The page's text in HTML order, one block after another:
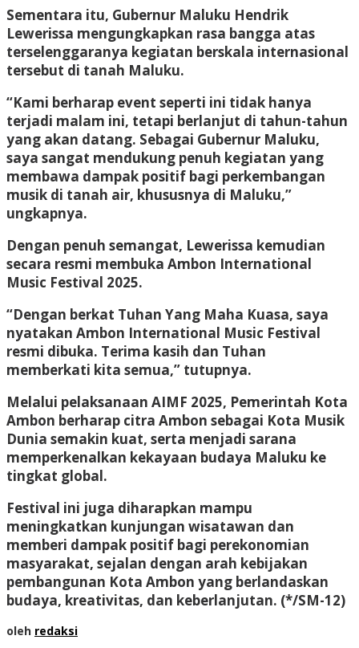
Sementara itu, Gubernur Maluku Hendrik
Lewerissa mengungkapkan rasa bangga atas
terselenggaranya kegiatan berskala internasional
tersebut di tanah Maluku.
“Kami berharap event seperti ini tidak hanya
terjadi malam ini, tetapi berlanjut di tahun-tahun
yang akan datang. Sebagai Gubernur Maluku,
saya sangat mendukung penuh kegiatan yang
membawa dampak positif bagi perkembangan
musik di tanah air, khususnya di Maluku,”
ungkapnya.
Dengan penuh semangat, Lewerissa kemudian
secara resmi membuka Ambon International
Music Festival 2025.
“Dengan berkat Tuhan Yang Maha Kuasa, saya
nyatakan Ambon International Music Festival
resmi dibuka. Terima kasih dan Tuhan
memberkati kita semua,” tutupnya.
Melalui pelaksanaan AIMF 2025, Pemerintah Kota
Ambon berharap citra Ambon sebagai Kota Musik
Dunia semakin kuat, serta menjadi sarana
memperkenalkan kekayaan budaya Maluku ke
tingkat global.
Festival ini juga diharapkan mampu
meningkatkan kunjungan wisatawan dan
memberi dampak positif bagi perekonomian
masyarakat, sejalan dengan arah kebijakan
pembangunan Kota Ambon yang berlandaskan
budaya, kreativitas, dan keberlanjutan. (*/SM-12)
oleh redaksi